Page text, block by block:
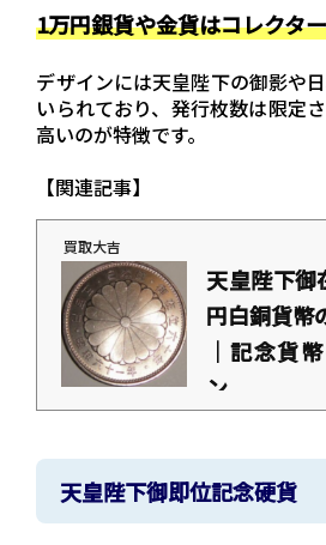
1万円銀貨や金貨はコレクタ
デザインには天皇陛下の御影や
いられており、発行枚数は限定
高いのが特徴です。
【関連記事】
買取大吉
天皇陛下御
円白銅貨幣
｜記念貨
ン...
いい？」このような疑問はありませんか？ 天皇
い限定品のため、売れば高値がつくと考えている方
トを解説します。売却を考えている方は、ぜひ参
天皇陛下御即位記念硬貨